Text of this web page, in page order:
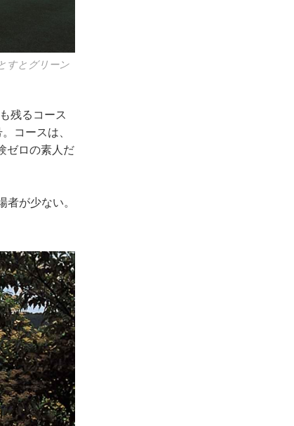
すとグリーン
残るコース
コースは、
ゼロの素人だ
が少ない。